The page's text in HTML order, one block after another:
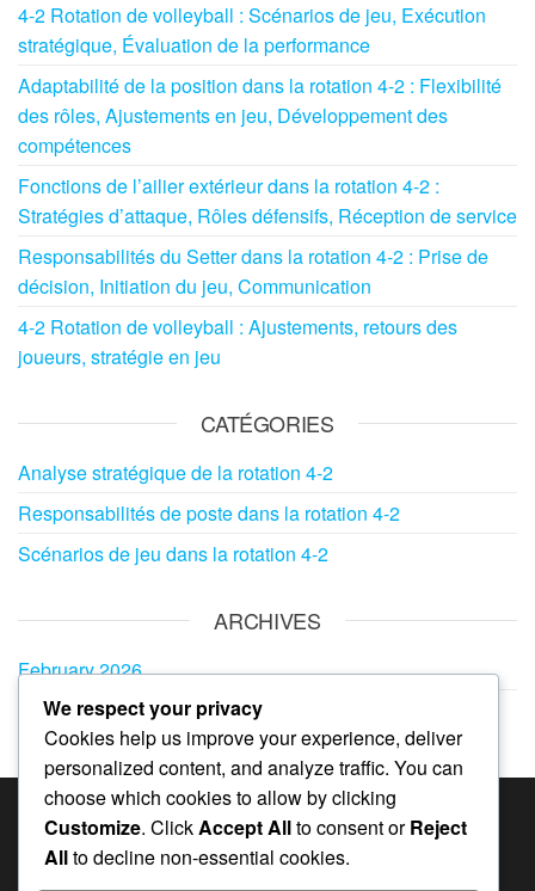
4-2 Rotation de volleyball : Scénarios de jeu, Exécution
stratégique, Évaluation de la performance
Adaptabilité de la position dans la rotation 4-2 : Flexibilité
des rôles, Ajustements en jeu, Développement des
compétences
Fonctions de l’ailier extérieur dans la rotation 4-2 :
Stratégies d’attaque, Rôles défensifs, Réception de service
Responsabilités du Setter dans la rotation 4-2 : Prise de
décision, Initiation du jeu, Communication
4-2 Rotation de volleyball : Ajustements, retours des
joueurs, stratégie en jeu
CATÉGORIES
Analyse stratégique de la rotation 4-2
Responsabilités de poste dans la rotation 4-2
Scénarios de jeu dans la rotation 4-2
ARCHIVES
February 2026
January 2026
CATÉGORIES
We respect your privacy
Cookies help us improve your experience, deliver
personalized content, and analyze traffic. You can
choose which cookies to allow by clicking
Customize. ClickAccept Allto consent orReject
Allto decline non-essential cookies.